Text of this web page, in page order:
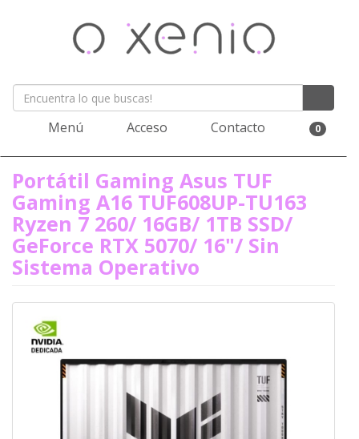
Menú Acceso Contacto 0
Portátil Gaming Asus TUF
Gaming A16 TUF608UP-TU163
Ryzen 7 260/ 16GB/ 1TB SSD/
GeForce RTX 5070/ 16"/ Sin
Sistema Operativo